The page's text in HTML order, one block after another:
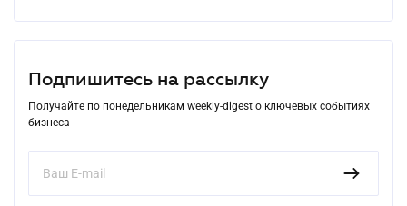
Подпишитесь на рассылку
Получайте по понедельникам weekly-digest о ключевых событиях
бизнеса